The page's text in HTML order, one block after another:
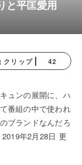
と平匡愛用
クリップ 42
ュンの展開に、ハ
番組の中で使われ
ブランドなんだろ
年2月28日 更